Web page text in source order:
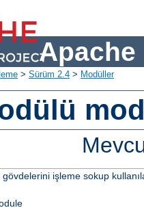
Apache
> Sürüm 2.4 > Modüller
işleme sokup